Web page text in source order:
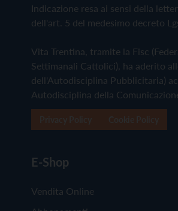
Indicazione resa ai sensi della
dell'art. 5 del medesimo decreto
Vita Trentina, tramite la Fisc
Settimanali Cattolici), ha aderito
dell'Autodisciplina Pubblicitaria)
Autodisciplina della
E-Shop
Vendita Online